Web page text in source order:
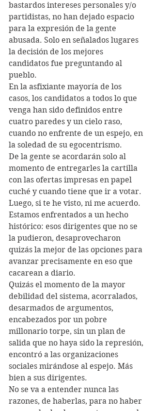
bastardos intereses personales y/o
partidistas, no han dejado espacio
para la expresión de la gente
abusada. Solo en señalados lugares
la decisión de los mejores
candidatos fue preguntando al
pueblo.
En la asfixiante mayoría de los
casos, los candidatos a todos lo que
venga han sido definidos entre
cuatro paredes y un cielo raso,
cuando no enfrente de un espejo, en
la soledad de su egocentrismo.
De la gente se acordarán solo al
momento de entregarles la cartilla
con las ofertas impresas en papel
cuché y cuando tiene que ir a votar.
Luego, si te he visto, ni me acuerdo.
Estamos enfrentados a un hecho
histórico: esos dirigentes que no se
la pudieron, desaprovecharon
quizás la mejor de las opciones para
avanzar precisamente en eso que
cacarean a diario.
Quizás el momento de la mayor
debilidad del sistema, acorralados,
desarmados de argumentos,
encabezados por un pobre
millonario torpe, sin un plan de
salida que no haya sido la represión,
encontró a las organizaciones
sociales mirándose al espejo. Más
bien a sus dirigentes.
No se va a entender nunca las
razones, de haberlas, para no haber